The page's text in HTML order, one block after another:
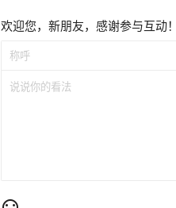
欢迎您，新朋友，感谢参与互动！